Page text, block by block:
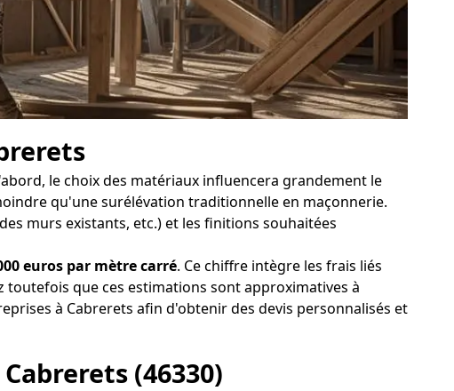
le choix des matériaux influencera grandement le
qu'une surélévation traditionnelle en maçonnerie.
murs existants, etc.) et les finitions souhaitées
euros par mètre carré. Ce chiffre intègre les frais liés
que ces estimations sont approximatives à
à Cabrerets afin d'obtenir des devis personnalisés et
(46330)